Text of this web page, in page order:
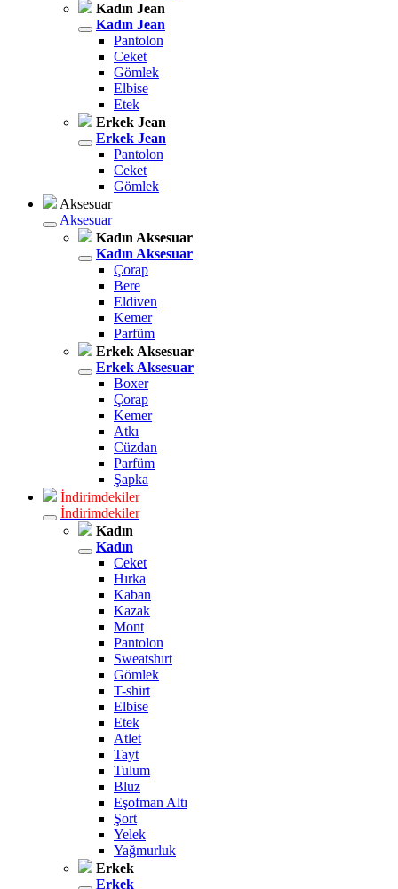
Kadın Jean
Kadın Jean
Pantolon
Ceket
Gömlek
Elbise
Etek
Erkek Jean
Erkek Jean
Pantolon
Ceket
Gömlek
Aksesuar
Aksesuar
Kadın Aksesuar
Kadın Aksesuar
Çorap
Bere
Eldiven
Kemer
Parfüm
Erkek Aksesuar
Erkek Aksesuar
Boxer
Çorap
Kemer
Atkı
Cüzdan
Parfüm
Şapka
İndirimdekiler
İndirimdekiler
Kadın
Kadın
Ceket
Hırka
Kaban
Kazak
Mont
Pantolon
Sweatshırt
Gömlek
T-shirt
Elbise
Etek
Atlet
Tayt
Tulum
Bluz
Eşofman Altı
Şort
Yelek
Yağmurluk
Erkek
Erkek